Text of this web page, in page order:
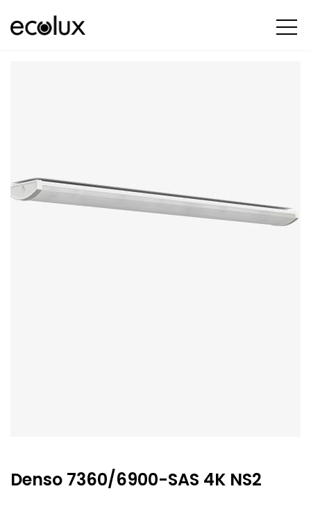
Denso 7360/6900-SAS 4K NS2